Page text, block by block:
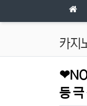
카지
등 극